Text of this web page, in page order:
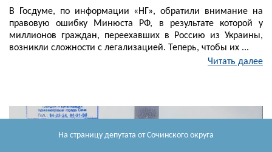
На страницу депутата от Сочинского округа
В Госдуме, по информации «НГ», обратили внимание на
правовую ошибку Минюста РФ, в результате которой у
миллионов граждан, переехавших в Россию из Украины,
возникли сложности с легализацией. Теперь, чтобы их ...
Читать далее